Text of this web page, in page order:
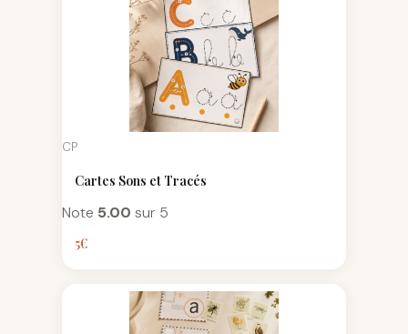
CP
Cartes Sons et Tracés
Note 5.00 sur 5
5€